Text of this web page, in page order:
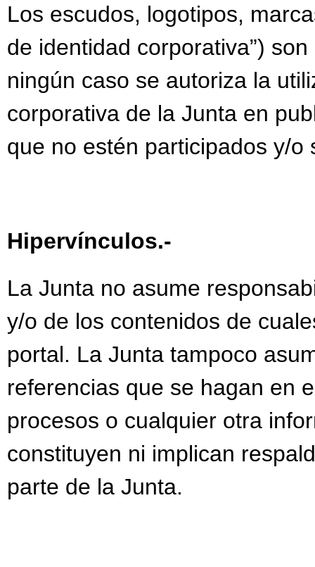
Los escudos, logotipos,
de identidad corporativa”)
ningún caso se autoriza la
corporativa de la Junta en
que no estén participados y/
Hipervínculos.-
La Junta no asume
y/o de los contenidos de
portal. La Junta tampoco
referencias que se hagan en
procesos o cualquier otra
constituyen ni implican
parte de la Junta.